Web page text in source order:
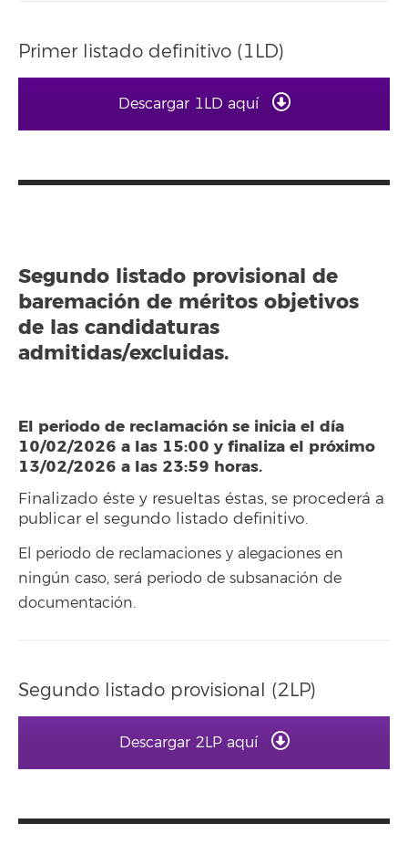
Primer listado definitivo (1LD)
Descargar 1LD aquí
Segundo listado provisional de
baremación de méritos objetivos
de las candidaturas
admitidas/excluidas.
El periodo de reclamación se inicia el día
10/02/2026 a las 15:00 y finaliza el próximo
13/02/2026 a las 23:59 horas.
Finalizado éste y resueltas éstas, se procederá a
publicar el segundo listado definitivo.
El periodo de reclamaciones y alegaciones en
ningún caso, será periodo de subsanación de
documentación.
Segundo listado provisional (2LP)
Descargar 2LP aquí